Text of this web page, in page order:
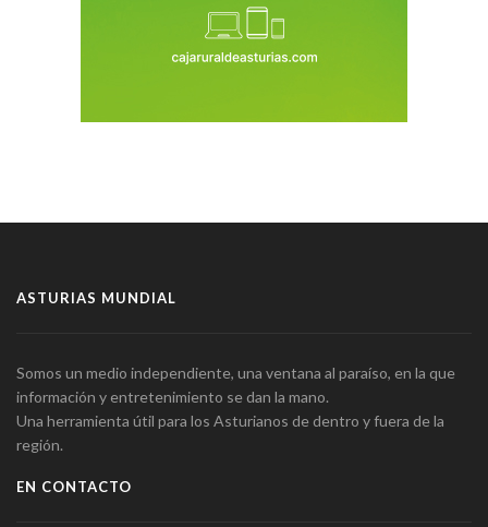
ASTURIAS MUNDIAL
Somos un medio independiente, una ventana al paraíso, en la que
información y entretenimiento se dan la mano.
Una herramienta útil para los Asturianos de dentro y fuera de la
región.
EN CONTACTO